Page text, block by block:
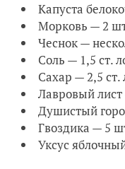
Капуста
Морковь — 2
Чеснок —
Соль — 1,5 ст.
Сахар — 2,5 ст.
Лавровый
Душистый
Гвоздика — 5
Уксус